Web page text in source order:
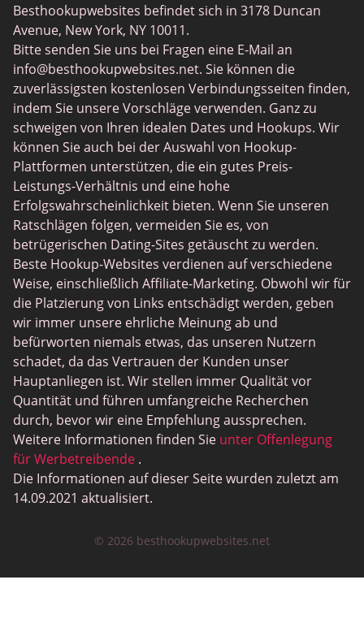
Together2Night
MyLOL
Swingtowns
Instabang
Besthookupwebsites befindet sich in 3178 Duncan
Avenue, New York, NY 10011.
Bitte senden Sie uns bei Fragen eine E-Mail an
info@besthookupwebsites.net. Sie können die
zuverlässigsten kostenlosen Verbindungsseiten finden,
indem Sie unsere Vorschläge verwenden. Ganz zu
schweigen von Ihren idealen Dates und Hookups. Wir
können Sie auch bei der Auswahl von Hookup-
Plattformen unterstützen, die ein gutes Preis-
Leistungs-Verhältnis und eine hohe
Erfolgswahrscheinlichkeit bieten. Wenn Sie unseren
Ratschlägen folgen, vermeiden Sie es, von
betrügerischen Dating-Sites getäuscht zu werden.
Beste Hookup-Websites verdienen auf verschiedene
Weise, einschließlich Affiliate-Marketing. Obwohl wir für
die Platzierung von Links entschädigt werden, geben
wir immer unsere ehrliche Meinung ab und
befürworten niemals etwas, das unseren Nutzern
schadet, da das Vertrauen der Kunden unser
Hauptanliegen ist. Wir stellen immer Qualität vor
Quantität und führen umfangreiche Recherchen
durch, bevor wir eine Empfehlung aussprechen.
Weitere Informationen finden Sie unter Offenlegung
für Werbetreibende .
Die Informationen auf dieser Seite wurden zuletzt am
14.09.2021 aktualisiert.
© 2026 besthookupwebsites.net